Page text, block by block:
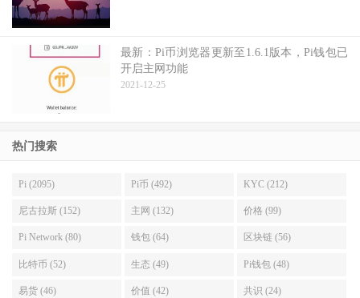
最新：Pi币浏览器更新至1.6.1版本，Pi钱包已
开启主网功能
2021-12-25
热门搜索
Pi (2095) Pi币 (492) KYC (212)
尼古拉斯 (152) 主网 (132) 价格 (99)
Pi Network (80) 钱包 (64) 区块链 (56)
比特币 (52) 生态 (49) Pi钱包 (48)
易货 (46) 价值 (42) 共识 (24)